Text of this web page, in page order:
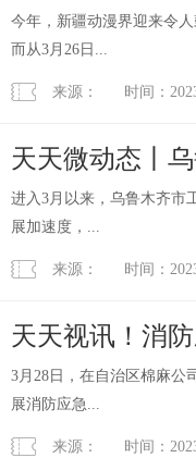
今年，新疆动漫界迎来令
而从3月26日...
来源： 时间：
天天微动态丨
红
进入3月以来，乌鲁木齐市
展加速度，...
来源： 时间：
天天视讯！消
3月28日，在自治区棉麻公
展消防应急...
来源： 时间：